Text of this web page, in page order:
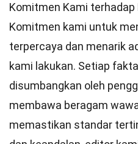
Komitmen Kami terhadap
Komitmen kami untuk
terpercaya dan menarik
kami lakukan. Setiap
disumbangkan oleh
membawa beragam
memastikan standar